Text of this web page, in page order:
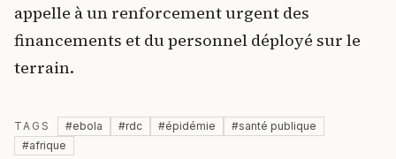
appelle à un renforcement urgent des
financements et du personnel déployé sur le
terrain.
TAGS #ebola #rdc #épidémie #santé publique
#afrique